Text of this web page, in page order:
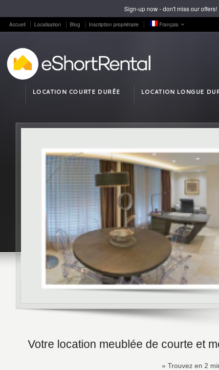
Accueil Localisation Blog Inscription propriétaire Français
LOCATION COURTE DURÉE LOCATION LONGUE
Votre location meublée de courte et
» Trouvez en 2
Sign-up now - don't miss our offers!